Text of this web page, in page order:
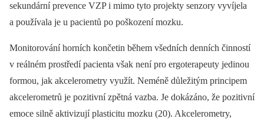
sekundární prevence VZP i mimo tyto projekty senzory vyvíjela
a používala je u pacientů po poškození mozku.
Monitorování horních končetin během všedních denních činností
v reálném prostředí pacienta však není pro ergoterapeuty jedinou
formou, jak akcelerometry využít. Neméně důležitým principem
akcelerometrů je pozitivní zpětná vazba. Je dokázáno, že pozitivní
emoce silně aktivizují plasticitu mozku (20). Akcelerometry,